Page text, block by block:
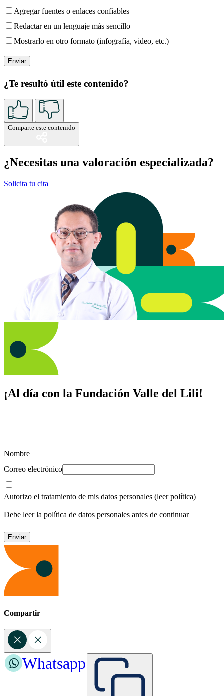
Agregar fuentes o enlaces confiables
Redactar en un lenguaje más sencillo
Mostrarlo en otro formato (infografía, video, etc.)
¿Te resultó útil este contenido?
Comparte este contenido
¿Necesitas una valoración especializada?
Solicita tu cita
¡Al día con la Fundación Valle del Lili!
Nombre
Correo electrónico
Autorizo el tratamiento de mis datos personales (leer política)
Debe leer la política de datos personales antes de continuar
Compartir
Whatsapp